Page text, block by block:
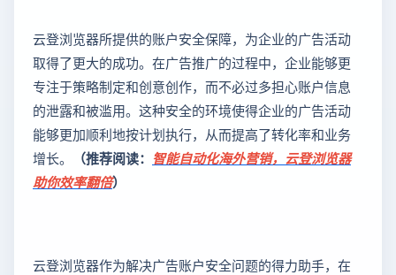
云登浏览器所提供的账户安全保障，为企业的广告活动
取得了更大的成功。在广告推广的过程中，企业能够更
专注于策略制定和创意创作，而不必过多担心账户信息
的泄露和被滥用。这种安全的环境使得企业的广告活动
能够更加顺利地按计划执行，从而提高了转化率和业务
增长。
（推荐阅读： 智能自动化海外营销，云登浏览器
助你效率翻倍）
云登浏览器作为解决广告账户安全问题的得力助手，在